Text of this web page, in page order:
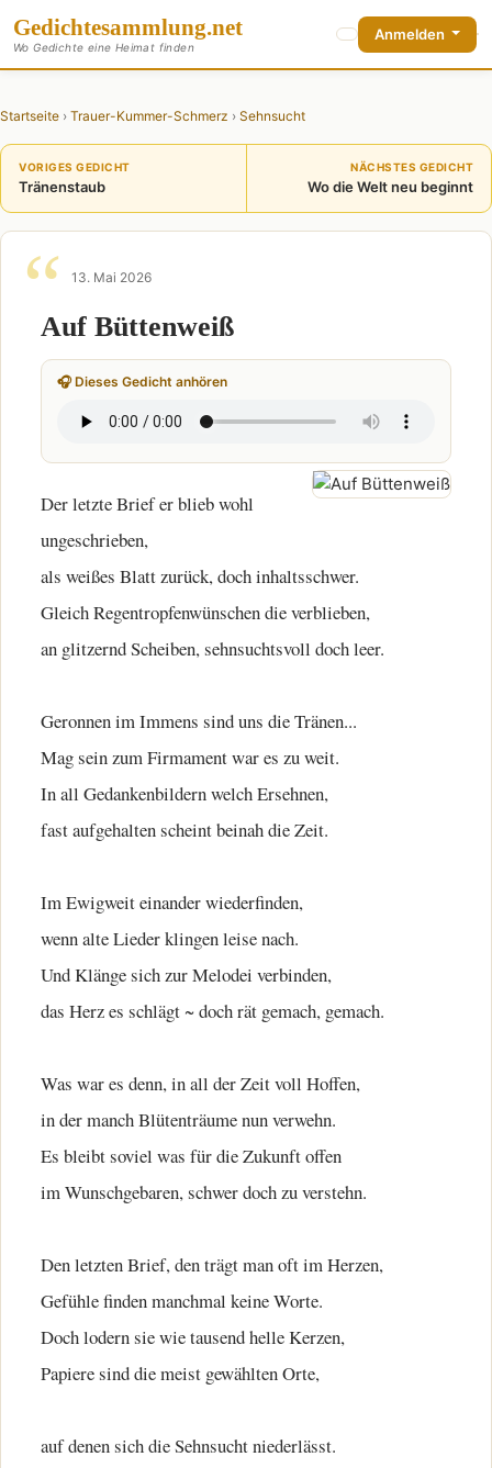
Gedichtesammlung.net
Wo Gedichte eine Heimat finden
Anmelden
Startseite › Trauer-Kummer-Schmerz › Sehnsucht
VORIGES GEDICHT
Tränenstaub
NÄCHSTES GEDICHT
Wo die Welt neu beginnt
13. Mai 2026
Auf Büttenweiß
🎧 Dieses Gedicht anhören
Der letzte Brief er blieb wohl
ungeschrieben,
als weißes Blatt zurück, doch inhaltsschwer.
Gleich Regentropfenwünschen die verblieben,
an glitzernd Scheiben, sehnsuchtsvoll doch leer.
Geronnen im Immens sind uns die Tränen...
Mag sein zum Firmament war es zu weit.
In all Gedankenbildern welch Ersehnen,
fast aufgehalten scheint beinah die Zeit.
Im Ewigweit einander wiederfinden,
wenn alte Lieder klingen leise nach.
Und Klänge sich zur Melodei verbinden,
das Herz es schlägt ~ doch rät gemach, gemach.
Was war es denn, in all der Zeit voll Hoffen,
in der manch Blütenträume nun verwehn.
Es bleibt soviel was für die Zukunft offen
im Wunschgebaren, schwer doch zu verstehn.
Den letzten Brief, den trägt man oft im Herzen,
Gefühle finden manchmal keine Worte.
Doch lodern sie wie tausend helle Kerzen,
Papiere sind die meist gewählten Orte,
auf denen sich die Sehnsucht niederlässt.